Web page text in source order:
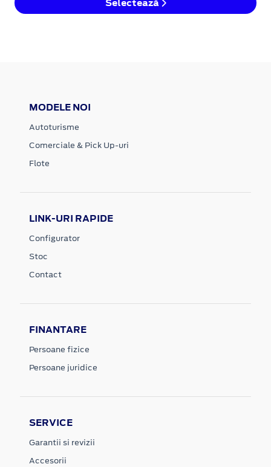
Selectează
MODELE NOI
Autoturisme
Comerciale & Pick Up-uri
Flote
LINK-URI RAPIDE
Configurator
Stoc
Contact
FINANTARE
Persoane fizice
Persoane juridice
SERVICE
Garantii si revizii
Accesorii